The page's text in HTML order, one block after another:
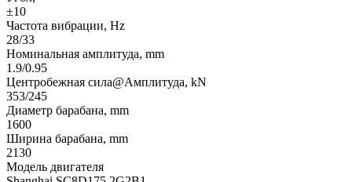
±10
Частота вибрации, Hz
28/33
Номинальная амплитуда, mm
1.9/0.95
Центробежная сила@Амплитуда, kN
353/245
Диаметр барабана, mm
1600
Ширина барабана, mm
2130
Модель двигателя